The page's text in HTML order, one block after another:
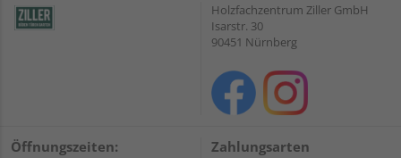
Holzfachzentrum Ziller GmbH
Isarstr. 30
90451 Nürnberg
Öffnungszeiten: Zahlungsarten